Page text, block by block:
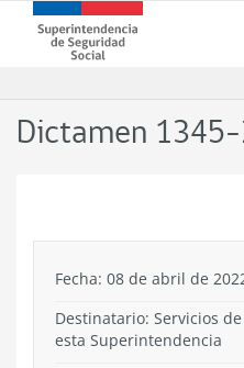
contenido
Superintendencia
de
-
Dictamen
Fecha: 08 de abril de
Destinatario: Servicios
esta Superintendencia